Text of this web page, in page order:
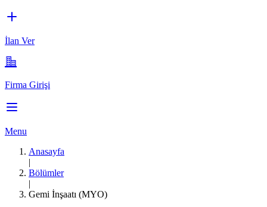
İlan Ver
Firma Girişi
Menu
Anasayfa
|
Bölümler
|
Gemi İnşaatı (MYO)